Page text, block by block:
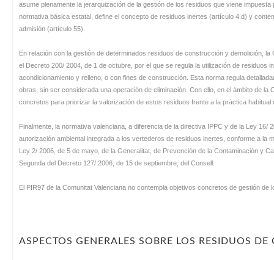
asume plenamente la jerarquización de la gestión de los residuos que viene
normativa básica estatal, define el concepto de residuos inertes (artículo 4.d) y
admisión (artículo 55).
En relación con la gestión de determinados residuos de construcción y demolición,
el Decreto 200/ 2004, de 1 de octubre, por el que se regula la utilización de residuos
acondicionamiento y relleno, o con fines de construcción. Esta norma regula
obras, sin ser considerada una operación de eliminación. Con ello, en el ámbito de la
concretos para priorizar la valorización de estos residuos frente a la práctica
Finalmente, la normativa valenciana, a diferencia de la directiva IPPC y de la Ley 16/
autorización ambiental integrada a los vertederos de residuos inertes, conforme a la
Ley 2/ 2006, de 5 de mayo, de la Generalitat, de Prevención de la Contaminación y
Segunda del Decreto 127/ 2006, de 15 de septiembre, del Consell.
El PIR97 de la Comunitat Valenciana no contempla objetivos concretos de gestión de
ASPECTOS GENERALES SOBRE LOS RESIDUOS